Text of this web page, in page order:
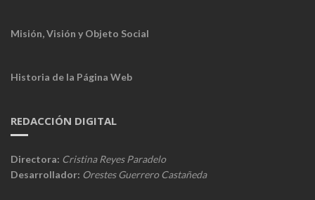
Misión, Visión y Objeto Social
Historia de la Página Web
REDACCIÓN DIGITAL
Directora: Cristina Reyes Paradelo
Desarrollador: Orestes Guerrero Castañeda